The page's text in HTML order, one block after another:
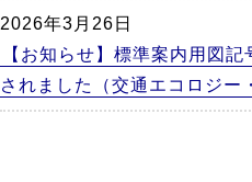
2026年3月26日
【お知らせ】標準案内用図
されました（交通エコロジー